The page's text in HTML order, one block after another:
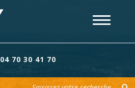
04 70 30 41 70